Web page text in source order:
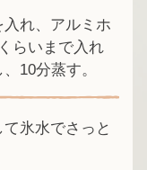
れ、アルミホ
らいまで入れ
10分蒸す。
氷水でさっと